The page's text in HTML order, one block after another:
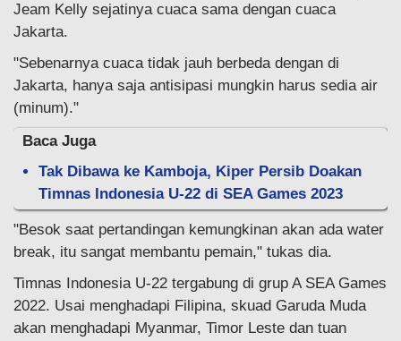
Jeam Kelly sejatinya cuaca sama dengan cuaca
Jakarta.
"Sebenarnya cuaca tidak jauh berbeda dengan di
Jakarta, hanya saja antisipasi mungkin harus sedia air
(minum)."
Baca Juga
Tak Dibawa ke Kamboja, Kiper Persib Doakan
Timnas Indonesia U-22 di SEA Games 2023
"Besok saat pertandingan kemungkinan akan ada water
break, itu sangat membantu pemain," tukas dia.
Timnas Indonesia U-22 tergabung di grup A SEA Games
2022. Usai menghadapi Filipina, skuad Garuda Muda
akan menghadapi Myanmar, Timor Leste dan tuan